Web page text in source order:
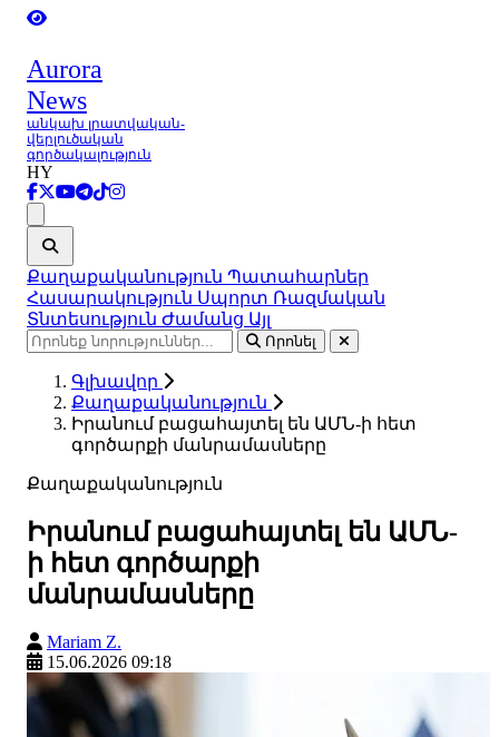
Aurora
News
անկախ լրատվական-
վերլուծական
գործակալություն
HY
Քաղաքականություն Պատահարներ
Հասարակություն Սպորտ Ռազմական
Տնտեսություն Ժամանց Այլ
Որոնել
Գլխավոր
Քաղաքականություն
Իրանում բացահայտել են ԱՄՆ-ի հետ
գործարքի մանրամասները
Քաղաքականություն
Իրանում բացահայտել են ԱՄՆ-
ի հետ գործարքի
մանրամասները
Mariam Z.
15.06.2026 09:18